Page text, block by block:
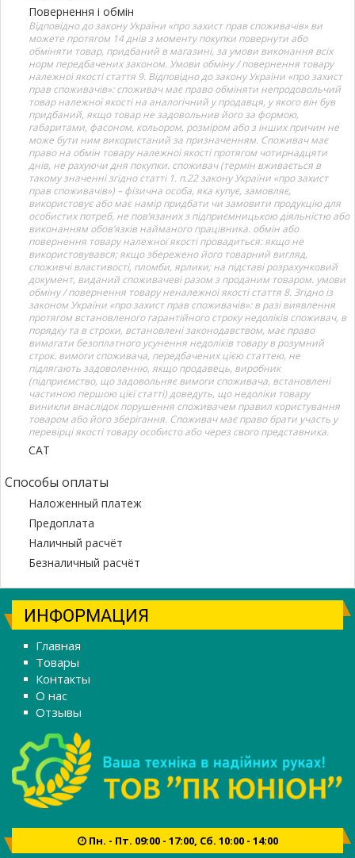
Повернення і обмін
Відповідно до закону України «про захист прав споживачів» ви
можете протягом 14 днів з моменту покупки повернути або
обміняти товар, придбаний в магазині, за умови виконання всіх
норм передбачених законом. Умови обміну / повернення товару
належної якості стаття 9. Відповідно до закону України «про захист
прав споживачів»: споживач має право обміняти непродовольчий
товар належної якості на аналогічний у продавця, у якого він був
придбаний, якщо товар не задовольнив його за формою,
габаритами, фасоном, кольором, розміром або з інших причин не
може бути ним використаний за призначенням. Споживач має
право на обмін товару належної якості протягом чотирнадцяти
днів, не рахуючи дня покупки. споживач (термін вживається в
такому значенні згідно статті 1. п.22 закону України «про захист
прав споживачів») – фізична особа, яка купує, замовляє,
використовує або має намір придбати чи замовити продукцію для
особистих потреб, не пов’язаних з підприємницькою діяльністю або
виконанням обов’язків найманого працівника. обмін або
повернення товару належної якості провадиться: якщо не
використовувався; якщо збережено його товарний вигляд,
споживчі властивості, пломби, ярлики; на підставі розрахунковий
документ, виданий споживачеві разом з проданим товаром. умови
обміну / повернення товару неналежної якості стаття 8. Згідно із
законом України «про захист прав споживачів»: в разі виявлення
протягом встановленого гарантійного строку недоліків споживач, в
порядку та в строки, встановлені законодавством, має право
вимагати безоплатного усунення недоліків товару в розумний
строк. вимоги споживача, передбачених цією статтею, не
підлягають задоволенню, якщо продавець, виробник
(підприємство, що задовольняє вимоги споживача, встановлені
частиною першою цієї статті) доведуть, що недоліки товару
виникли внаслідок порушення споживачем правил користування
товаром або його зберігання. Споживач має право брати участь у
перевірці якості товару особисто або через свого представника.
САТ
Способы оплаты
Наложенный платеж
Предоплата
Наличный расчёт
Безналичный расчёт
ИНФОРМАЦИЯ
Главная
Товары
Контакты
О нас
Отзывы
Пн. - Пт. 09:00 - 17:00, Сб. 10:00 - 14:00